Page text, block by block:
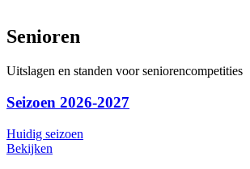
Senioren
Uitslagen en standen voor seniorencompetities
Seizoen 2026-2027
Huidig seizoen
Bekijken